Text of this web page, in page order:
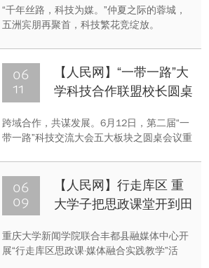
“千年丝路，科技为媒。”仲夏之际的蓉城，
五洲宾朋再聚首，科技繁花竞绽放。
06
11
【人民网】“一带一路”大
学科技合作联盟校长圆桌
跨域合作，共谋发展。6月12日，第二届“一
带一路”科技交流大会五大板块之圆桌会议重
举行。
06
09
【人民网】行走库区 重
大学子把思政课堂开到田
重庆大学新闻学院联合丰都县融媒体中心开
展“行走库区思政课·媒体融合实践教学”活